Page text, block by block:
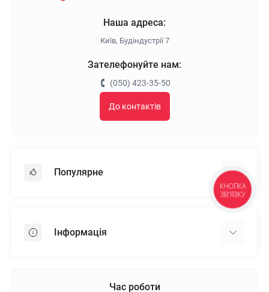
Наша адреса:
Київ, Будіндустрії 7
Зателефонуйте нам:
(050) 423-35-50
До контактів
Популярне
Пінопласт
Інформація
Час роботи
КНОПКА
ЗВ'ЯЗКУ